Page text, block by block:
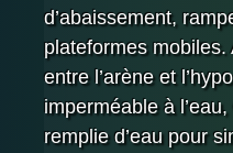
d’abaissement,
plateformes
entre l’arène et
imperméable à
remplie d’eau pour